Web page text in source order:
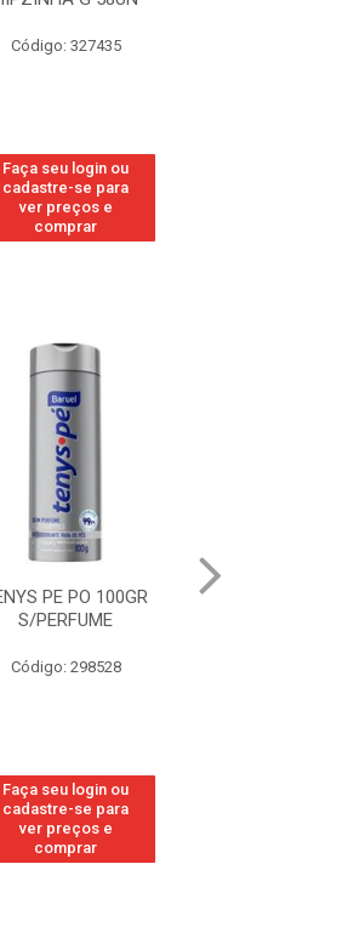
Código: 327435
Faça seu login ou
cadastre-se para
ver preços e
comprar
PE PO 100GR
S/PERFUME
Código: 298528
Faça seu login ou
cadastre-se para
ver preços e
comprar